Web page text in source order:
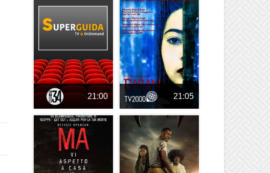
21:00 21:05